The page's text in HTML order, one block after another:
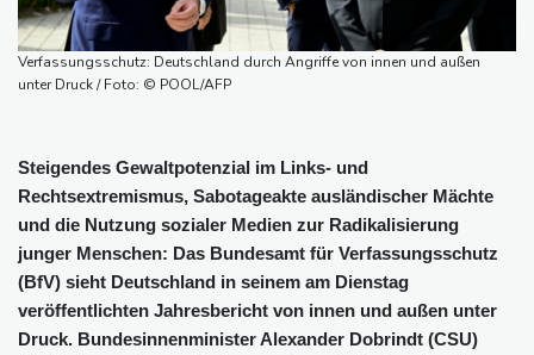
Verfassungsschutz: Deutschland durch Angriffe von innen und außen
unter Druck / Foto: © POOL/AFP
Steigendes Gewaltpotenzial im Links- und
Rechtsextremismus, Sabotageakte ausländischer Mächte
und die Nutzung sozialer Medien zur Radikalisierung
junger Menschen: Das Bundesamt für Verfassungsschutz
(BfV) sieht Deutschland in seinem am Dienstag
veröffentlichten Jahresbericht von innen und außen unter
Druck. Bundesinnenminister Alexander Dobrindt (CSU)